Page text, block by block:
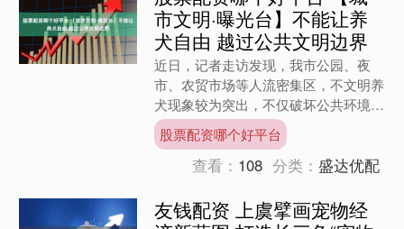
市文明·曝光台】不能让养
犬自由 越过公共文明边界
近日，记者走访发现，我市公园、夜
市、农贸市场等人流密集区，不文明养
犬现象较为突出，不仅破坏公共环境，
更给市民出行安全带来隐患。 12月2日
下午4时06分，文安路....
股票配资哪个好平台
查看： 108 分类：盛达优配
友钱配资 上虞擘画宠物经